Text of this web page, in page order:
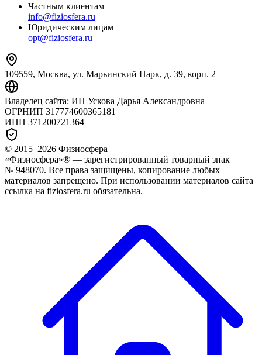
Частным клиентам
info@fiziosfera.ru
Юридическим лицам
opt@fiziosfera.ru
109559, Москва, ул. Марьинский Парк, д. 39, корп. 2
Владелец сайта: ИП Ускова Дарья Александровна
ОГРНИП 317774600365181
ИНН 371200721364
© 2015–2026 Физиосфера
«Физиосфера»® — зарегистрированный товарный знак
№ 948070. Все права защищены, копирование любых
материалов запрещено. При использовании материалов сайта
ссылка на fiziosfera.ru обязательна.